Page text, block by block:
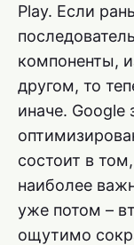
Play. Если
компоненты,
другом, то
иначе. Google
состоит в
наиболее
уже потом –
ощутимо